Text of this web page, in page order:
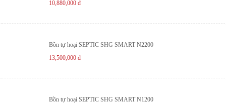
10,880,000đ
Bồn tự hoại SEPTIC SHG SMART N2200
13,500,000đ
Bồn tự hoại SEPTIC SHG SMART N1200